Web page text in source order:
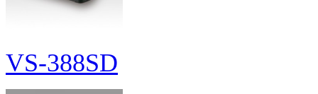
VS-388SD